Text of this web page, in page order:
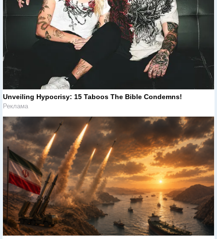
Unveiling Hypocrisy: 15 Taboos The Bible Condemns!
Реклама